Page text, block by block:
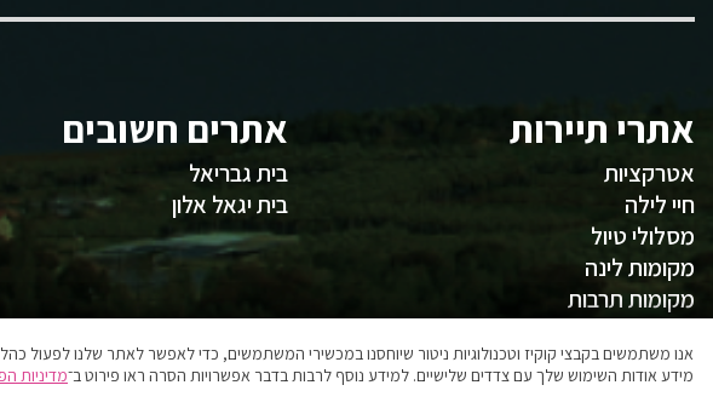
אתרי תיירות
אטרקציות
חיי לילה
מסלולי טיול
מקומות לינה
מקומות תרבות
אתרים חשובים
בית גבריאל
בית יגאל אלון
אנו משתמשים בקבצי קוקיז וטכנולוגיות ניטור שיוחסנו במכשירי המשתמשים, כדי לאפשר לאתר שלנו
מידע אודות השימוש שלך עם צדדים שלישיים. למידע נוסף לרבות בדבר אפשרויות הסרה ראו פירוט ב־מדיניות